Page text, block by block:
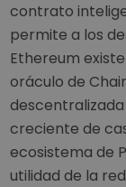
contrato
permite a los
Ethereum
oráculo de
creciente de
ecosistema de
utilidad de la